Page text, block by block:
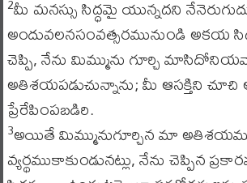
మీ మనస్సు సిద్ధమై యున్నదని
అందువలనసంవత్సరమునుండి అకయ
చెప్పి, నేను మిమ్మును గూర్చి
అతిశయపడుచున్నాను; మీ ఆసక్తిని చూచి
ప్రేరేపింపబడిరి.
3అయితే మిమ్మునుగూర్చిన మా
వ్యర్థముకాకుండునట్లు, నేను చెప్పిన